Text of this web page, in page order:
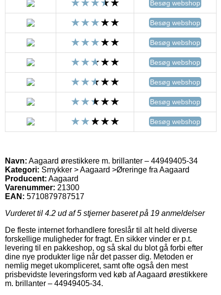
Besøg webshop
Besøg webshop
Besøg webshop
Besøg webshop
Besøg webshop
Besøg webshop
Besøg webshop
Navn: Aagaard ørestikkere m. brillanter – 44949405-34
Kategori: Smykker > Aagaard >Øreringe fra Aagaard
Producent: Aagaard
Varenummer: 21300
EAN: 5710879787517
Vurderet til 4.2 ud af 5 stjerner baseret på 19 anmeldelser
De fleste internet forhandlere foreslår til alt held diverse
forskellige muligheder for fragt. En sikker vinder er p.t.
levering til en pakkeshop, og så skal du blot gå forbi efter
dine nye produkter lige når det passer dig. Metoden er
nemlig meget ukompliceret, samt ofte også den mest
prisbevidste leveringsform ved køb af Aagaard ørestikkere
m. brillanter – 44949405-34.